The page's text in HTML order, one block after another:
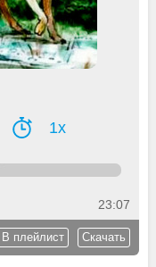
1x
23:07
В плейлист Скачать